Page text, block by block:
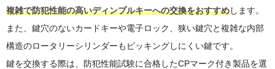
複雑で防犯性能の高いディンプルキーへの交換をおすすめします。
また、鍵穴のないカードキーや電子ロック、狭い鍵穴と複雑な内部
構造のロータリーシリンダーもピッキングしにくい鍵です。
鍵を交換する際は、防犯性能試験に合格したCPマーク付き製品を選